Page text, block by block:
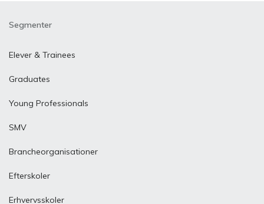
Segmenter
Elever & Trainees
Graduates
Young Professionals
SMV
Brancheorganisationer
Efterskoler
Erhvervsskoler